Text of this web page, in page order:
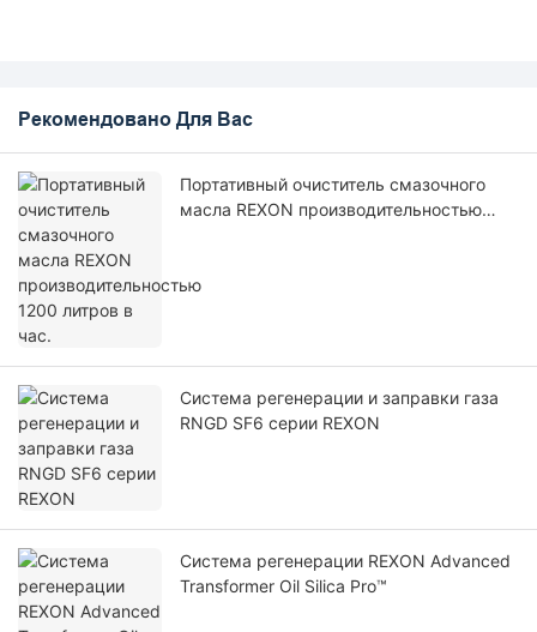
Рекомендовано Для Вас
Портативный очиститель смазочного
масла REXON производительностью
Система регенерации и заправки газа
RNGD SF6 серии REXON
Система регенерации REXON Advanced
Transformer Oil Silica Pro™